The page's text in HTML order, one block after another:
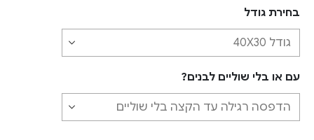
בחירת גודל
עם או בלי שוליים לבנים?